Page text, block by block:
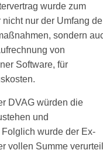
wurde zum
nur der Umfang
sondern
von
Software, für
DVAG würden die
und
wurde der Ex-
vollen Summe